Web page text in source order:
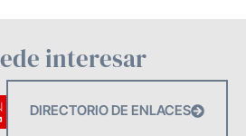
interesar
DIRECTORIO DE ENLACES